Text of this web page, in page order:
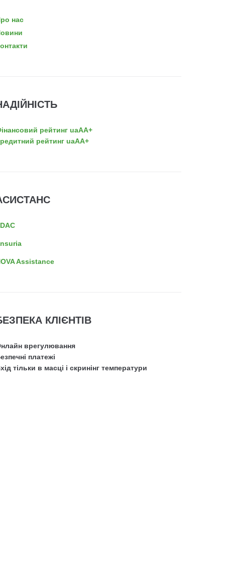
нас
рейтинг uaAA+
рейтинг uaAA+
Assistance
КЛІЄНТІВ
врегулювання
платежі
тільки в масці і скринінг температури